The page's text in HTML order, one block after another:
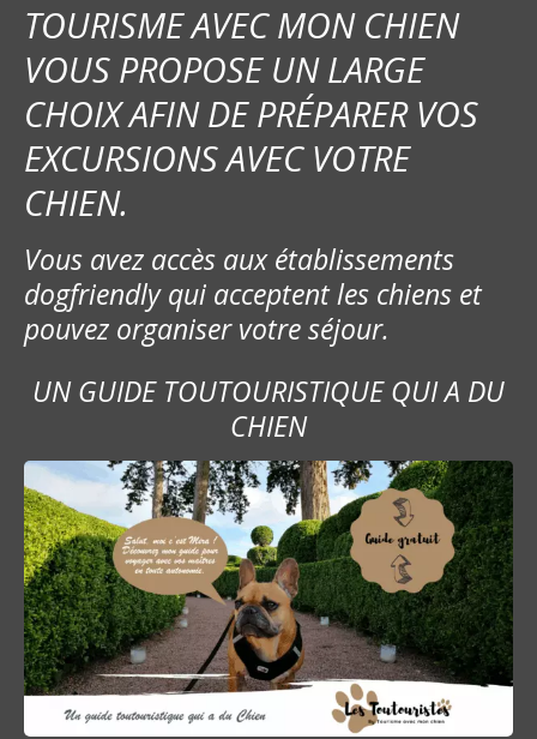
TOURISME AVEC MON CHIEN
VOUS PROPOSE UN LARGE
CHOIX AFIN DE PRÉPARER VOS
EXCURSIONS AVEC VOTRE
CHIEN.
Vous avez accès aux établissements
dogfriendly qui acceptent les chiens et
pouvez organiser votre séjour.
UN GUIDE TOUTOURISTIQUE QUI A DU
CHIEN